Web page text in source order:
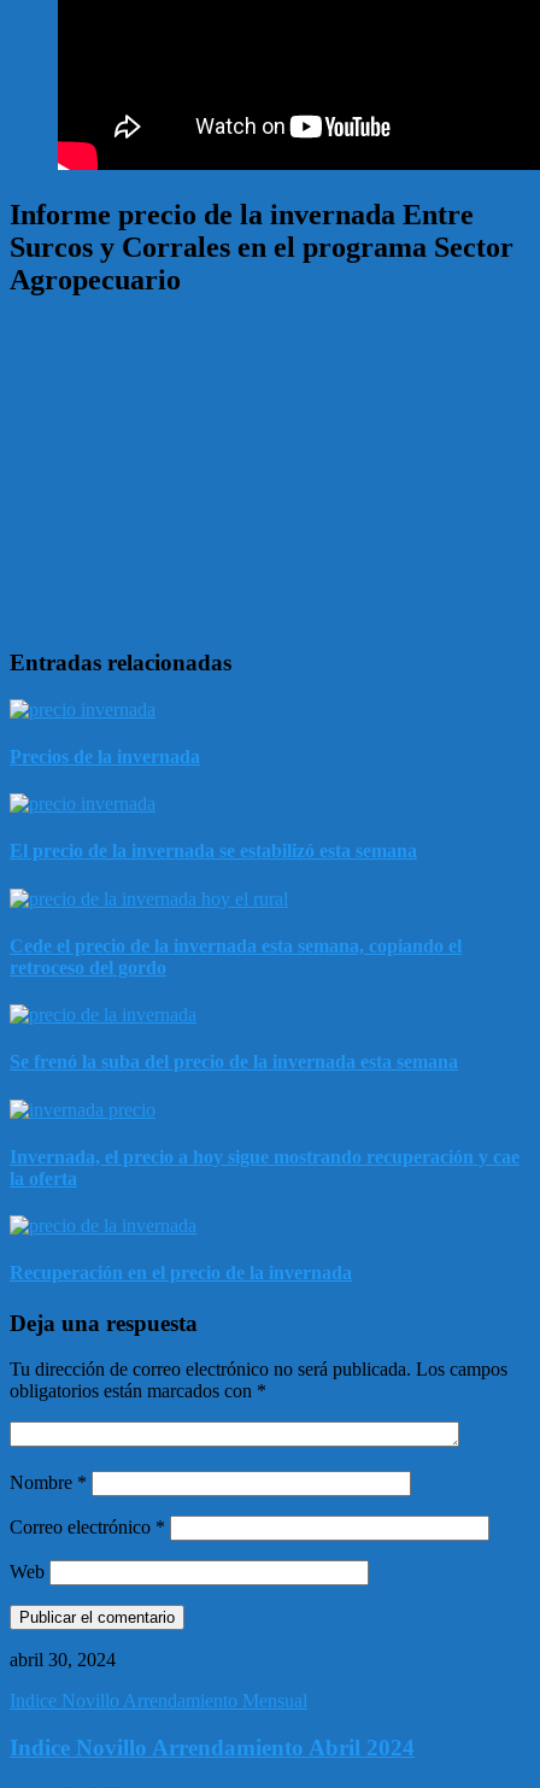
Informe precio de la invernada Entre
Surcos y Corrales en el programa Sector
Agropecuario
Entradas relacionadas
Precios de la invernada
El precio de la invernada se estabilizó esta semana
Cede el precio de la invernada esta semana, copiando el
retroceso del gordo
Se frenó la suba del precio de la invernada esta semana
Invernada, el precio a hoy sigue mostrando recuperación y cae
la oferta
Recuperación en el precio de la invernada
Deja una respuesta
Tu dirección de correo electrónico no será publicada. Los campos
obligatorios están marcados con *
Nombre *
Correo electrónico *
Web
abril 30, 2024
Indice Novillo Arrendamiento Mensual
Indice Novillo Arrendamiento Abril 2024